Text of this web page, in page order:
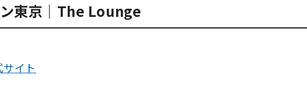
東京｜The Lounge
イト